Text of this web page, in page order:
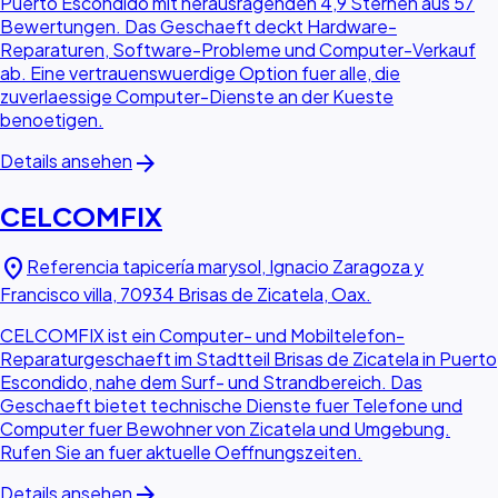
Bewertungen. Das Geschaeft deckt Hardware-
Reparaturen, Software-Probleme und Computer-Verkauf
ab. Eine vertrauenswuerdige Option fuer alle, die
zuverlaessige Computer-Dienste an der Kueste
benoetigen.
Details ansehen arrow_forward
CELCOMFIX
location_on Referencia tapicería marysol, Ignacio Zaragoza y
Francisco villa, 70934 Brisas de Zicatela, Oax.
CELCOMFIX ist ein Computer- und Mobiltelefon-
Reparaturgeschaeft im Stadtteil Brisas de Zicatela in Puerto
Escondido, nahe dem Surf- und Strandbereich. Das
Geschaeft bietet technische Dienste fuer Telefone und
Computer fuer Bewohner von Zicatela und Umgebung.
Rufen Sie an fuer aktuelle Oeffnungszeiten.
Details ansehen